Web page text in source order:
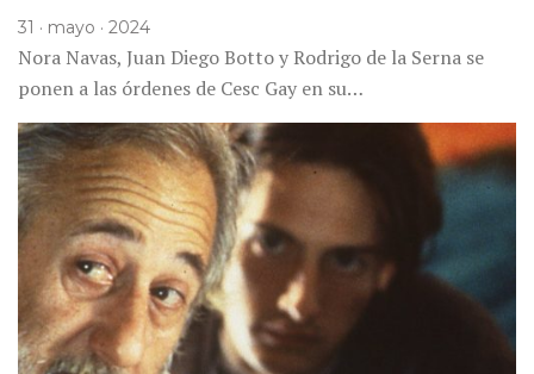
31 · mayo · 2024
Nora Navas, Juan Diego Botto y Rodrigo de la Serna se
ponen a las órdenes de Cesc Gay en su…